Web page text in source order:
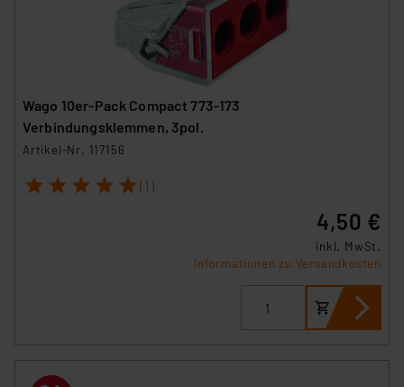
Wago 10er-Pack Compact 773-173
Verbindungsklemmen, 3pol.
Artikel-Nr. 117156
1 2 3 4 5 (1)
4,50 €
inkl. MwSt.
Informationen zu Versandkosten